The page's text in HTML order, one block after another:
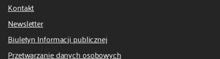
Kontakt
Newsletter
Biuletyn Informacji publicznej
Przetwarzanie danych osobowych